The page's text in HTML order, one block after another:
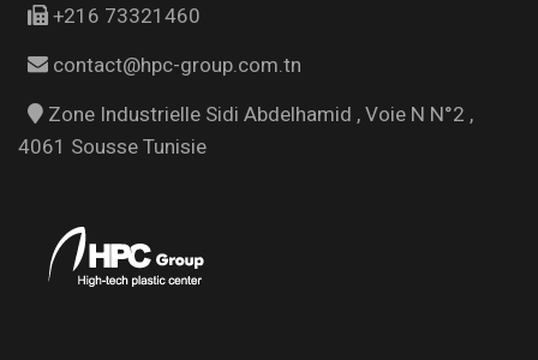
+216 73321460
contact@hpc-group.com.tn
Zone Industrielle Sidi Abdelhamid , Voie N N°2 ,
4061 Sousse Tunisie